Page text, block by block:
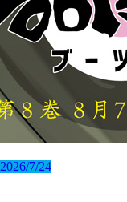
2026/7/24